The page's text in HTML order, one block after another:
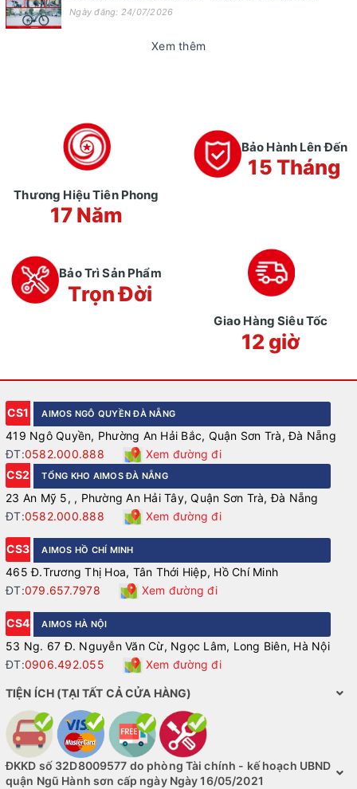
Ngày đăng: 24/07/2026
Xem thêm
Thương Hiệu Tiên Phong
17 Năm
Bảo Hành Lên Đến
15 Tháng
Bảo Trì Sản Phẩm
Trọn Đời
Giao Hàng Siêu Tốc
12 giờ
CS1 AIMOS NGÔ QUYỀN ĐÀ NẴNG
419 Ngô Quyền, Phường An Hải Bắc, Quận Sơn Trà, Đà Nẵng
ĐT:0582.000.888
Xem đường đi
CS2
TỔNG KHO AIMOS ĐÀ NẴNG
23 An Mỹ 5, , Phường An Hải Tây, Quận Sơn Trà, Đà Nẵng
ĐT:0582.000.888 Xem đường đi
CS3 AIMOS HỒ CHÍ MINH
465 Đ.Trương Thị Hoa, Tân Thới Hiệp, Hồ Chí Minh
ĐT:079.657.7978 Xem đường đi
CS4 AIMOS HÀ NỘI
53 Ng. 67 Đ. Nguyễn Văn Cừ, Ngọc Lâm, Long Biên, Hà Nội
ĐT:0906.492.055 Xem đường đi
TIỆN ÍCH (TẠI TẤT CẢ CỬA HÀNG)
ĐKKD số 32D8009577 do phòng Tài chính - kế hoạch UBND
quận Ngũ Hành sơn cấp ngày Ngày 16/05/2021